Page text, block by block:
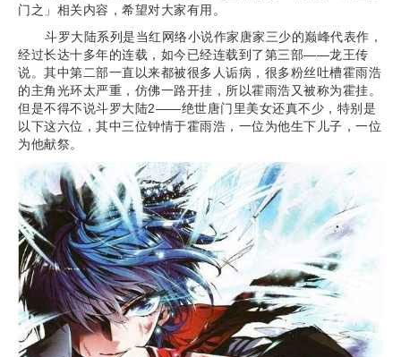
门之」相关内容，希望对大家有用。
斗罗大陆系列是当红网络小说作家唐家三少的巅峰代表作，
经过长达十多年的连载，如今已经连载到了第三部——龙王传
说。其中第二部一直以来都被很多人诟病，很多粉丝吐槽霍雨浩
的主角光环太严重，仿佛一路开挂，所以霍雨浩又被称为霍挂。
但是不得不说斗罗大陆2——绝世唐门里美女还真不少，特别是
以下这六位，其中三位钟情于霍雨浩，一位为他生下儿子，一位
为他献祭。